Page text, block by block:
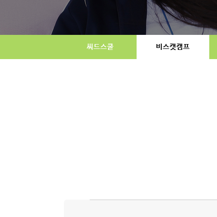
씨드스쿨 비스캣캠프